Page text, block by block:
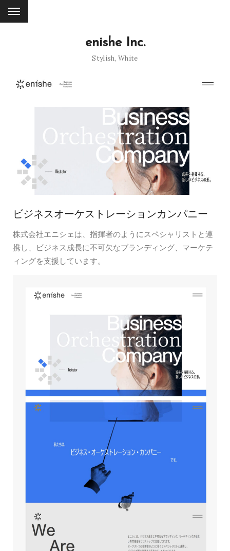
enishe Inc.
Stylish,White
ビジネスオーケストレーションカンパニー
株式会社エニシェは、指揮者のようにスペシャリストと連
携し、ビジネス成長に不可欠なブランディング、マーケテ
ィングを支援しています。